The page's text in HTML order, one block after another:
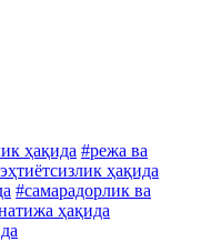
ҳақида #режа ва
ҳақида
#самарадорлик ва
ҳақида